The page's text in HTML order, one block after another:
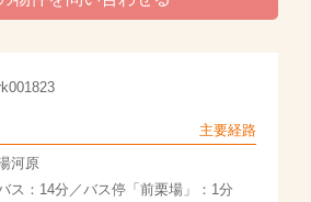
主要経路
河原
ス：14分／バス停「前栗場」：1分